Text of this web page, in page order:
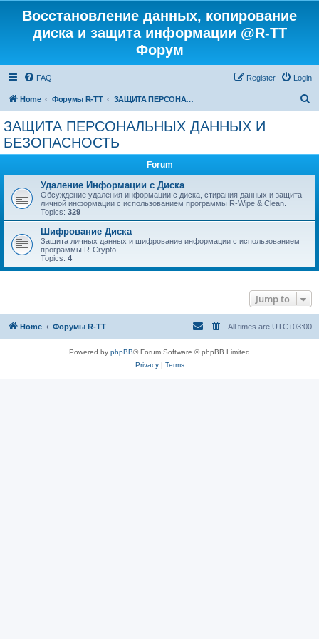
Восстановление данных, копирование
диска и защита информации @R-TT
Форум
FAQ Login
Register
Home Форумы R-TT ЗАЩИТА ПЕРСОНАЛЬНЫХ ДАННЫХ И БЕЗОПАСНОСТЬ
ЗАЩИТА ПЕРСОНАЛЬНЫХ ДАННЫХ И
БЕЗОПАСНОСТЬ
Forum
Удаление Информации с Диска
Обсуждение удаления информации с диска, стирания данных и защита
личной информации с использованием программы R-Wipe & Clean.
Topics: 329
Шифрование Диска
Защита личных данных и шифрование информации с использованием
программы R-Crypto.
Topics: 4
Jump to
Home Форумы R-TT All times are UTC+03:00
Powered by phpBB® Forum Software © phpBB Limited
Privacy| Terms